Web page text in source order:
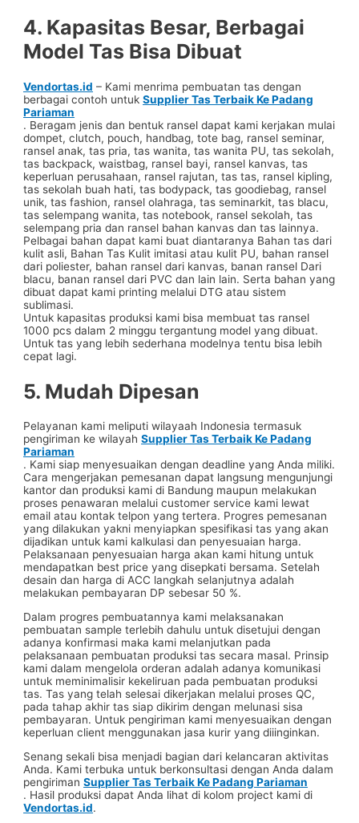
4. Kapasitas Besar, Berbagai
Model Tas Bisa Dibuat
Vendortas.id – Kami menrima pembuatan tas dengan
berbagai contoh untukSupplier Tas Terbaik Ke Padang
Pariaman
. Beragam jenis dan bentuk ransel dapat kami kerjakan mulai
dompet, clutch, pouch, handbag, tote bag, ransel seminar,
ransel anak, tas pria, tas wanita, tas wanita PU, tas sekolah,
tas backpack, waistbag, ransel bayi, ransel kanvas, tas
keperluan perusahaan, ransel rajutan, tas tas, ransel kipling,
tas sekolah buah hati, tas bodypack, tas goodiebag, ransel
unik, tas fashion, ransel olahraga, tas seminarkit, tas blacu,
tas selempang wanita, tas notebook, ransel sekolah, tas
selempang pria dan ransel bahan kanvas dan tas lainnya.
Pelbagai bahan dapat kami buat diantaranya Bahan tas dari
kulit asli, Bahan Tas Kulit imitasi atau kulit PU, bahan ransel
dari poliester, bahan ransel dari kanvas, banan ransel Dari
blacu, banan ransel dari PVC dan lain lain. Serta bahan yang
dibuat dapat kami printing melalui DTG atau sistem
sublimasi.
Untuk kapasitas produksi kami bisa membuat tas ransel
1000 pcs dalam 2 minggu tergantung model yang dibuat.
Untuk tas yang lebih sederhana modelnya tentu bisa lebih
cepat lagi.
5. Mudah Dipesan
Pelayanan kami meliputi wilayaah Indonesia termasuk
pengiriman ke wilayahSupplier Tas Terbaik Ke Padang
Pariaman
. Kami siap menyesuaikan dengan deadline yang Anda miliki.
Cara mengerjakan pemesanan dapat langsung mengunjungi
kantor dan produksi kami di Bandung maupun melakukan
proses penawaran melalui customer service kami lewat
email atau kontak telpon yang tertera. Progres pemesanan
yang dilakukan yakni menyiapkan spesifikasi tas yang akan
dijadikan untuk kami kalkulasi dan penyesuaian harga.
Pelaksanaan penyesuaian harga akan kami hitung untuk
mendapatkan best price yang disepkati bersama. Setelah
desain dan harga di ACC langkah selanjutnya adalah
melakukan pembayaran DP sebesar 50 %.
Dalam progres pembuatannya kami melaksanakan
pembuatan sample terlebih dahulu untuk disetujui dengan
adanya konfirmasi maka kami melanjutkan pada
pelaksanaan pembuatan produksi tas secara masal. Prinsip
kami dalam mengelola orderan adalah adanya komunikasi
untuk meminimalisir kekeliruan pada pembuatan produksi
tas. Tas yang telah selesai dikerjakan melalui proses QC,
pada tahap akhir tas siap dikirim dengan melunasi sisa
pembayaran. Untuk pengiriman kami menyesuaikan dengan
keperluan client menggunakan jasa kurir yang diiinginkan.
Senang sekali bisa menjadi bagian dari kelancaran aktivitas
Anda. Kami terbuka untuk berkonsultasi dengan Anda dalam
pengirimanSupplier Tas Terbaik Ke Padang Pariaman
. Hasil produksi dapat Anda lihat di kolom project kami di
Vendortas.id.